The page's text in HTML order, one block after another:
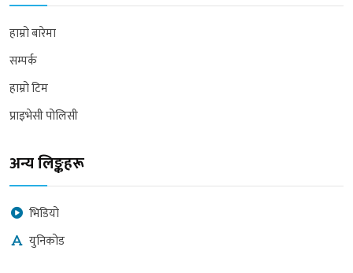
हाम्रो बारेमा
सम्पर्क
हाम्रो टिम
प्राइभेसी पोलिसी
अन्य लिङ्कहरू
भिडियो
युनिकोड